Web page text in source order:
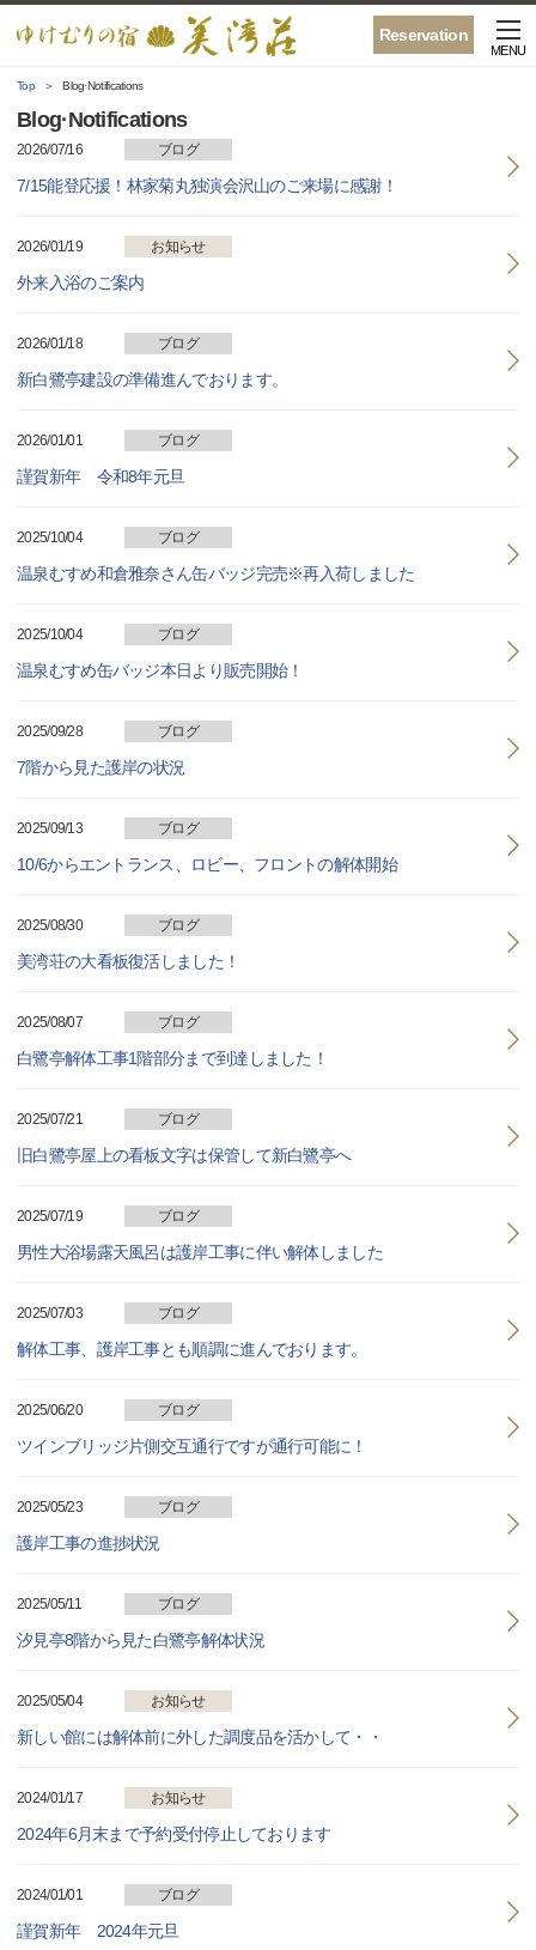
Reservation
MENU
Top Blog·Notifications
Blog·Notifications
2026/07/16 ブログ
7/15能登応援！林家菊丸独演会沢山のご来場に感謝！
2026/01/19 お知らせ
外来入浴のご案内
2026/01/18 ブログ
新白鷺亭建設の準備進んでおります。
2026/01/01 ブログ
謹賀新年 令和8年元旦
2025/10/04 ブログ
温泉むすめ和倉雅奈さん缶バッジ完売※再入荷しました
2025/10/04 ブログ
温泉むすめ缶バッジ本日より販売開始！
2025/09/28 ブログ
7階から見た護岸の状況
2025/09/13 ブログ
10/6からエントランス、ロビー、フロントの解体開始
2025/08/30 ブログ
美湾荘の大看板復活しました！
2025/08/07 ブログ
白鷺亭解体工事1階部分まで到達しました！
2025/07/21 ブログ
旧白鷺亭屋上の看板文字は保管して新白鷺亭へ
2025/07/19 ブログ
男性大浴場露天風呂は護岸工事に伴い解体しました
2025/07/03 ブログ
解体工事、護岸工事とも順調に進んでおります。
2025/06/20 ブログ
ツインブリッジ片側交互通行ですが通行可能に！
2025/05/23 ブログ
護岸工事の進捗状況
2025/05/11 ブログ
汐見亭8階から見た白鷺亭解体状況
2025/05/04 お知らせ
新しい館には解体前に外した調度品を活かして・・
2024/01/17 お知らせ
2024年6月末まで予約受付停止しております
2024/01/01 ブログ
謹賀新年 2024年元旦